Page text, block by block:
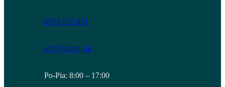
0907 637 451
info@ramuj.sk
Po-Pia: 8:00 – 17:00